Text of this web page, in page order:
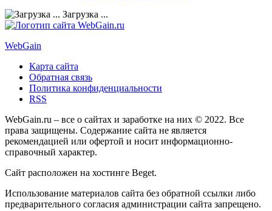
Загрузка ...
WebGain
Карта сайта
Обратная связь
Политика конфиденциальности
RSS
WebGain.ru – все о сайтах и заработке на них © 2022. Все
права защищены. Содержание сайта не является
рекомендацией или офертой и носит информационно-
справочный характер.
Сайт расположен на хостинге Beget.
Использование материалов сайта без обратной ссылки либо
предварительного согласия администрации сайта запрещено.